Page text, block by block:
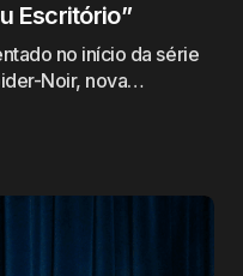
Escritório”
no início da série
Noir, nova…